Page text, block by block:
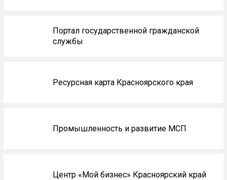
Портал государственной гражданской
службы
Ресурсная карта Красноярского края
Промышленность и развитие МСП
Центр «Мой бизнес» Красноярский край